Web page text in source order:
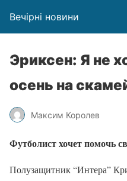
Вечірні новини
Эриксен: Я не
осень на
Максим Королев
Футболист хочет помочь
Полузащитник “Интера”